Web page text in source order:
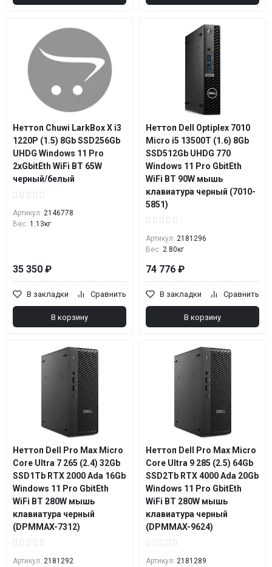
Неттоп Chuwi LarkBox X i3
1220P (1.5) 8Gb SSD256Gb
UHDG Windows 11 Pro
2xGbitEth WiFi BT 65W
черный/белый
Артикул: 2146778
Вес: 1.13кг
35 350 ₽
В закладки Сравнить
В корзину
Неттоп Dell Optiplex 7010
Micro i5 13500T (1.6) 8Gb
SSD512Gb UHDG 770
Windows 11 Pro GbitEth
WiFi BT 90W мышь
клавиатура черный (7010-
5851)
Артикул: 2181296
Вес: 2.80кг
74 776 ₽
В закладки Сравнить
В корзину
Неттоп Dell Pro Max Micro
Core Ultra 7 265 (2.4) 32Gb
SSD1Tb RTX 2000 Ada 16Gb
Windows 11 Pro GbitEth
WiFi BT 280W мышь
клавиатура черный
(DPMMAX-7312)
Артикул: 2181292
Неттоп Dell Pro Max Micro
Core Ultra 9 285 (2.5) 64Gb
SSD2Tb RTX 4000 Ada 20Gb
Windows 11 Pro GbitEth
WiFi BT 280W мышь
клавиатура черный
(DPMMAX-9624)
Артикул: 2181289